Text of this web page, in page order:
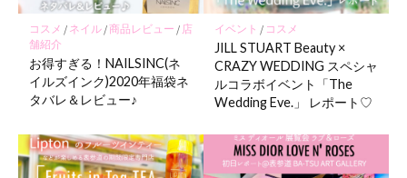
コスメ / ネイル/商品レビュー / 店
舗紹介
お得すぎる！NAILSINC(ネ
イルズインク)2020年福袋ネ
タバレ＆レビュー♪
イベント / コスメ
JILL STUART Beauty ×
CRAZY WEDDING スペシャ
ルコラボイベント「The
Wedding Eve.」 レポート♡